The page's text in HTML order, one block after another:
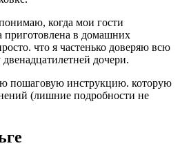
когда мои гости
приготовлена в домашних
что я частенько доверяю всю
дочери.
пошаговую инструкцию. которую
(лишние подробности не